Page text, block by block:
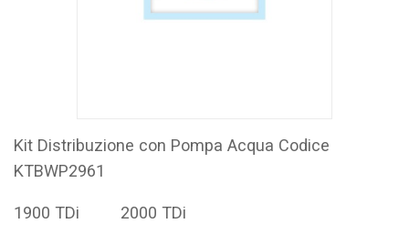
Kit Distribuzione con Pompa Acqua Codice
KTBWP2961
1900 TDi 2000 TDi